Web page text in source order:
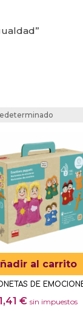
al carrito
DE
€ sin impuestos